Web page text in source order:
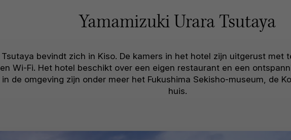
Yamamizuki Urara Tsutaya
Tsutaya bevindt zich in Kiso. De kamers in het hotel zijn uitgerust
Wi-Fi. Het hotel beschikt over een eigen restaurant en een
de omgeving zijn onder meer het Fukushima Sekisho-museum, de
huis.